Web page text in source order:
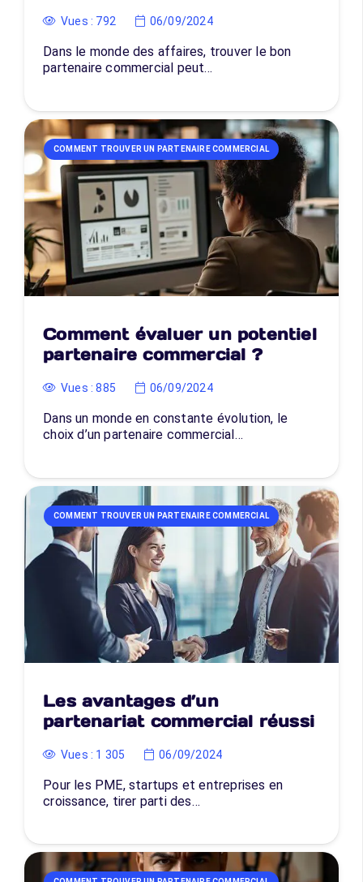
Vues : 792 06/09/2024
Dans le monde des affaires, trouver le bon
partenaire commercial peut…
COMMENT TROUVER UN PARTENAIRE COMMERCIAL
Comment évaluer un potentiel
partenaire commercial ?
Vues :885 06/09/2024
Dans un monde en constante évolution, le
choix d’un partenaire commercial…
COMMENT TROUVER UN PARTENAIRE COMMERCIAL
Les avantages d’un
partenariat commercial réussi
Vues : 1 305 06/09/2024
Pour les PME, startups et entreprises en
croissance, tirer parti des…